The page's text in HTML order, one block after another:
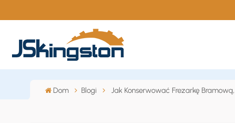
Dom Blogi Jak Konserwować Frezarkę